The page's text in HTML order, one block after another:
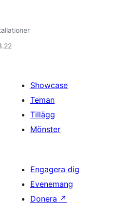
Showcase
Teman
Tillägg
Mönster
Engagera dig
Evenemang
Donera ↗